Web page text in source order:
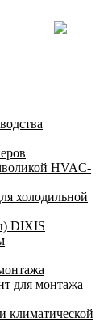
HVAC-
холодильной
DIXIS
для монтажа
климатической